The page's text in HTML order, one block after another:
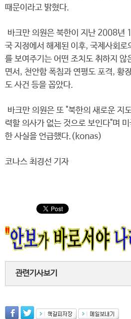
때문이라고 밝혔다.
바크만 의원은 북한이 지난 2008년
국 지정에서 해제된 이후, 국제사회로
를 보여주기는 어떤 조치도 취하지 않
면서, 천안함 폭침과 연평도 포격, 황
도 사건 등을 꼽았다.
바크만 의원은 또 "북한의 새로운 지
력할 의사가 없는 것으로 보인다"며
한 사실을 언급했다.(konas)
코나스 최경선 기자
관련기사보기